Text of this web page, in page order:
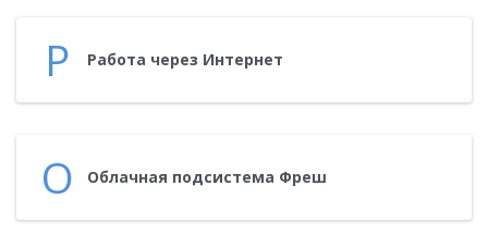
Р Ра­бота че­рез Ин­тернет
О Об­лачная под­систе­ма Фреш